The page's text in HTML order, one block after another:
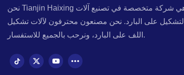
نحن Tianjin Haixing هي شركة متخصصة في تصنيع آلات
التشكيل على البارد. نحن مصنعون محترفون لآلات تشكيل
اللف على البارد، ونرحب بالجميع للاستفسار.